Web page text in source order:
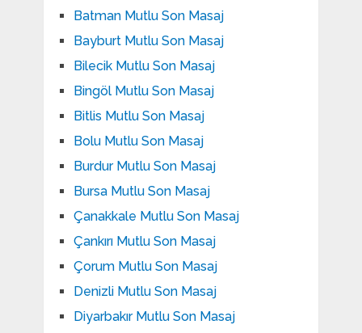
Batman Mutlu Son Masaj
Bayburt Mutlu Son Masaj
Bilecik Mutlu Son Masaj
Bingöl Mutlu Son Masaj
Bitlis Mutlu Son Masaj
Bolu Mutlu Son Masaj
Burdur Mutlu Son Masaj
Bursa Mutlu Son Masaj
Çanakkale Mutlu Son Masaj
Çankırı Mutlu Son Masaj
Çorum Mutlu Son Masaj
Denizli Mutlu Son Masaj
Diyarbakır Mutlu Son Masaj